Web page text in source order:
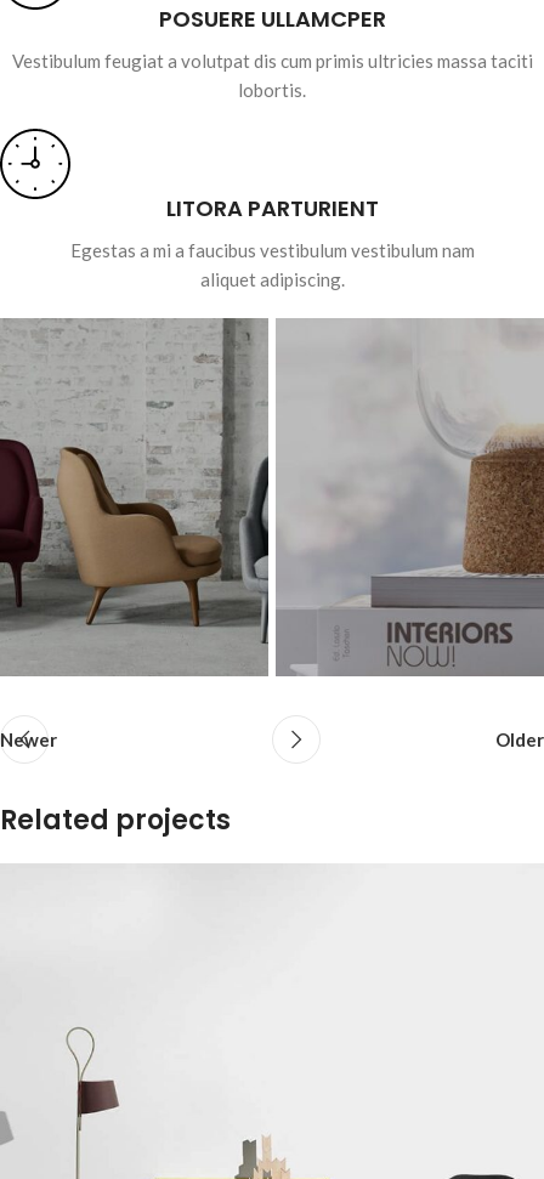
POSUERE ULLAMCPER
Vestibulum feugiat a volutpat dis cum primis ultricies massa taciti
lobortis.
LITORA PARTURIENT
Egestas a mi a faucibus vestibulum vestibulum nam
aliquet adipiscing.
Newer Older
Related projects